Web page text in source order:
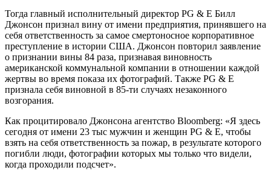
Тогда главный исполнительный директор PG & E Билл
Джонсон признал вину от имени предприятия, принявшего на
себя ответственность за самое смертоносное корпоративное
преступление в истории США. Джонсон повторил заявление
о признании вины 84 раза, признавая виновность
американской коммунальной компании в отношении каждой
жертвы во время показа их фотографий. Также PG & E
признала себя виновной в 85-ти случаях незаконного
возгорания.
Как процитировало Джонсона агентство Bloomberg: «Я здесь
сегодня от имени 23 тыс мужчин и женщин PG & E, чтобы
взять на себя ответственность за пожар, в результате которого
погибли люди, фотографии которых мы только что видели,
когда проходили подсчет».